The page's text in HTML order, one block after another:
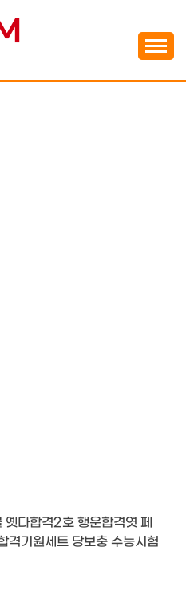
옛다합격2호 행운합격엿 페
격기원세트 당보충 수능시험